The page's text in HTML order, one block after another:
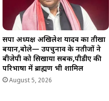
सपा अध्यक्ष अखिलेश यादव का तीखा
बयान,बोले— उपचुनाव के नतीजों ने
बीजेपी को सिखाया सबक,पीडीए की
परिभाषा में ब्राह्मण भी शामिल
August 5, 2026